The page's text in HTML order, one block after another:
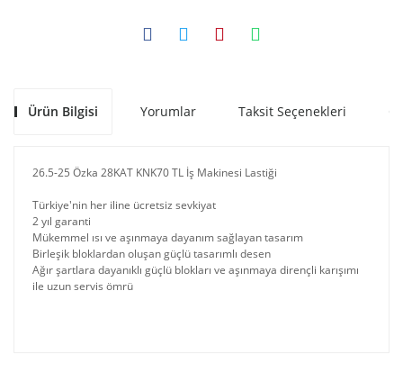
Ürün Bilgisi Yorumlar Taksit Seçenekleri
26.5-25 Özka 28KAT KNK70 TL İş Makinesi Lastiği
Türkiye'nin her iline ücretsiz sevkiyat
2 yıl garanti
Mükemmel ısı ve aşınmaya dayanım sağlayan tasarım
Birleşik bloklardan oluşan güçlü tasarımlı desen
Ağır şartlara dayanıklı güçlü blokları ve aşınmaya dirençli karışımı
ile uzun servis ömrü